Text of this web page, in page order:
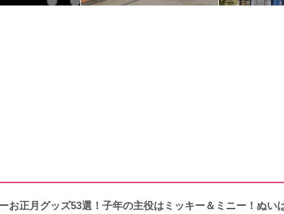
お正月グッズ53選！子年の主役はミッキー＆ミニー！ぬい